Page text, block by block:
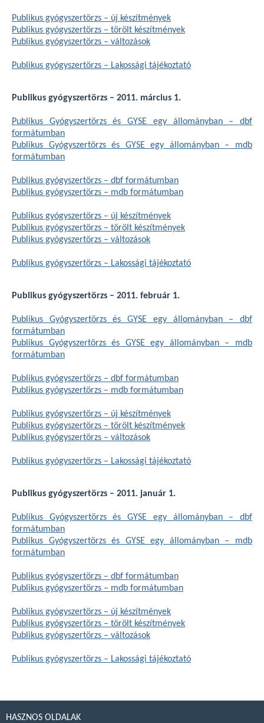
Publikus gyógyszertörzs – új készítmények
Publikus gyógyszertörzs – törölt készítmények
Publikus gyógyszertörzs – változások
Publikus gyógyszertörzs – Lakossági tájékoztató
Publikus gyógyszertörzs – 2011. március 1.
Publikus Gyógyszertörzs és GYSE egy állományban – dbf
formátumban
Publikus Gyógyszertörzs és GYSE egy állományban – mdb
formátumban
Publikus gyógyszertörzs – dbf formátumban
Publikus gyógyszertörzs – mdb formátumban
Publikus gyógyszertörzs – új készítmények
Publikus gyógyszertörzs – törölt készítmények
Publikus gyógyszertörzs – változások
Publikus gyógyszertörzs – Lakossági tájékoztató
Publikus gyógyszertörzs – 2011. február 1.
Publikus Gyógyszertörzs és GYSE egy állományban – dbf
formátumban
Publikus Gyógyszertörzs és GYSE egy állományban – mdb
formátumban
Publikus gyógyszertörzs – dbf formátumban
Publikus gyógyszertörzs – mdb formátumban
Publikus gyógyszertörzs – új készítmények
Publikus gyógyszertörzs – törölt készítmények
Publikus gyógyszertörzs – változások
Publikus gyógyszertörzs – Lakossági tájékoztató
Publikus gyógyszertörzs – 2011. január 1.
Publikus Gyógyszertörzs és GYSE egy állományban – dbf
formátumban
Publikus Gyógyszertörzs és GYSE egy állományban – mdb
formátumban
Publikus gyógyszertörzs – dbf formátumban
Publikus gyógyszertörzs – mdb formátumban
Publikus gyógyszertörzs – új készítmények
Publikus gyógyszertörzs – törölt készítmények
Publikus gyógyszertörzs – változások
Publikus gyógyszertörzs – Lakossági tájékoztató
HASZNOS OLDALAK